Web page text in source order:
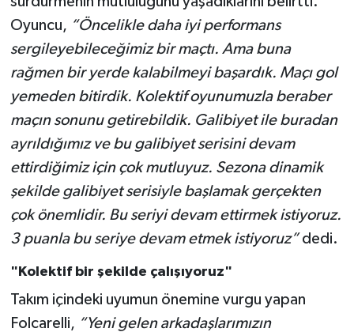
Oyuncu, “Öncelikle daha iyi performans
sergileyebileceğimiz bir maçtı. Ama buna
rağmen bir yerde kalabilmeyi başardık. Maçı gol
yemeden bitirdik. Kolektif oyunumuzla beraber
maçın sonunu getirebildik. Galibiyet ile buradan
ayrıldığımız ve bu galibiyet serisini devam
ettirdiğimiz için çok mutluyuz. Sezona dinamik
şekilde galibiyet serisiyle başlamak gerçekten
çok önemlidir. Bu seriyi devam ettirmek istiyoruz.
3 puanla bu seriye devam etmek istiyoruz” dedi.
"Kolektif bir şekilde çalışıyoruz"
Takım içindeki uyumun önemine vurgu yapan
Folcarelli, “Yeni gelen arkadaşlarımızın